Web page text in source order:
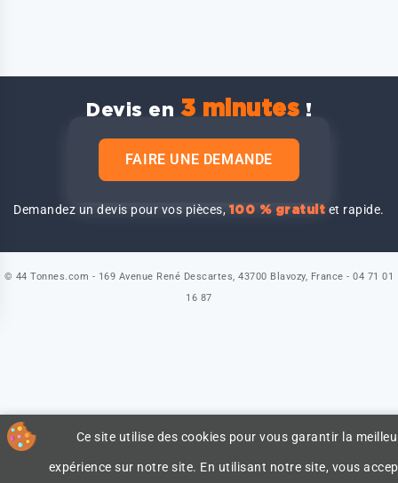
Devis en 3 minutes !
FAIRE UNE DEMANDE
Demandez un devis pour vos pièces,100 % gratuit et rapide.
Ce site utilise des cookies pour vous garantir la
expérience sur notre site. En utilisant notre site, vous
© 44 Tonnes.com - 169 Avenue René Descartes, 43700 Blavozy, France - 04 71 01
16 87